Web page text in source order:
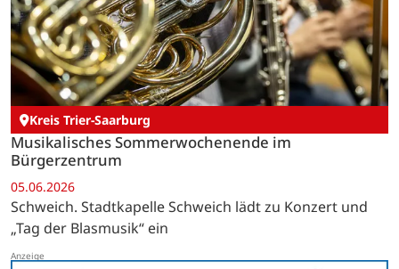
Kreis Trier-Saarburg
Musikalisches Sommerwochenende im
Bürgerzentrum
05.06.2026
Schweich. Stadtkapelle Schweich lädt zu Konzert und
„Tag der Blasmusik“ ein